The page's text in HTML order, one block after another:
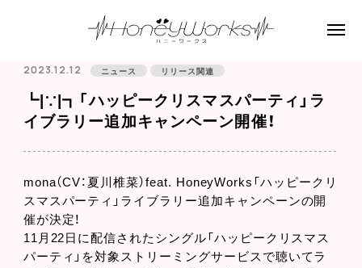
2023.12.12 ニュース リリース関連
┗|∵|┓「ハッピークリスマスパーティ」ラ
イブラリー追加キャンペーン開催！
mona（CV：夏川椎菜）feat. HoneyWorks「ハッピークリ
スマスパーティ」ライブラリー追加キャンペーンの開
催が決定！
11月22日に配信されたシングル「ハッピークリスマス
パーティ」を対象ストリーミングサービスで聴いてラ